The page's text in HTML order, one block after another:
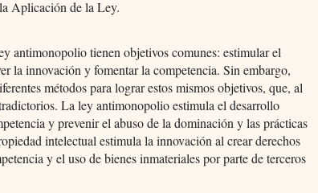
Aplicación de la Ley.
antimonopolio tienen objetivos comunes: estimular el
la innovación y fomentar la competencia. Sin embargo,
métodos para lograr estos mismos objetivos, que, al
La ley antimonopolio estimula el desarrollo
y prevenir el abuso de la dominación y las prácticas
intelectual estimula la innovación al crear derechos
y el uso de bienes inmateriales por parte de terceros